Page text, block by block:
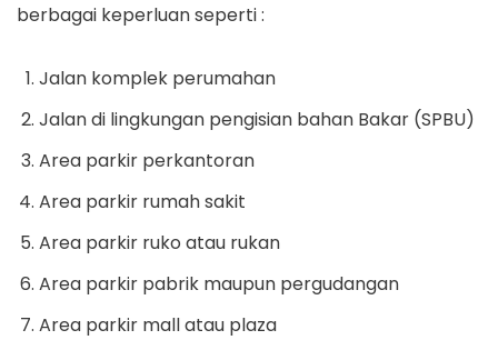
berbagai keperluan seperti :
Jalan komplek perumahan
Jalan di lingkungan pengisian bahan Bakar (SPBU)
Area parkir perkantoran
Area parkir rumah sakit
Area parkir ruko atau rukan
Area parkir pabrik maupun pergudangan
Area parkir mall atau plaza